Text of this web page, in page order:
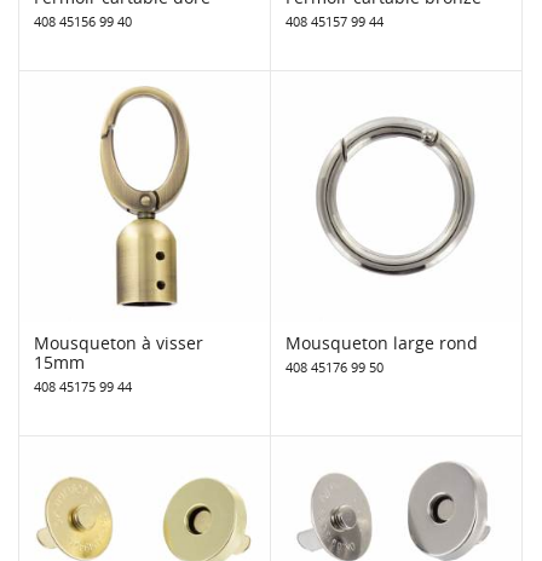
408 45156 99 40 408 45157 99 44
Mousqueton à visser
15mm
408 45175 99 44
Mousqueton large rond
408 45176 99 50